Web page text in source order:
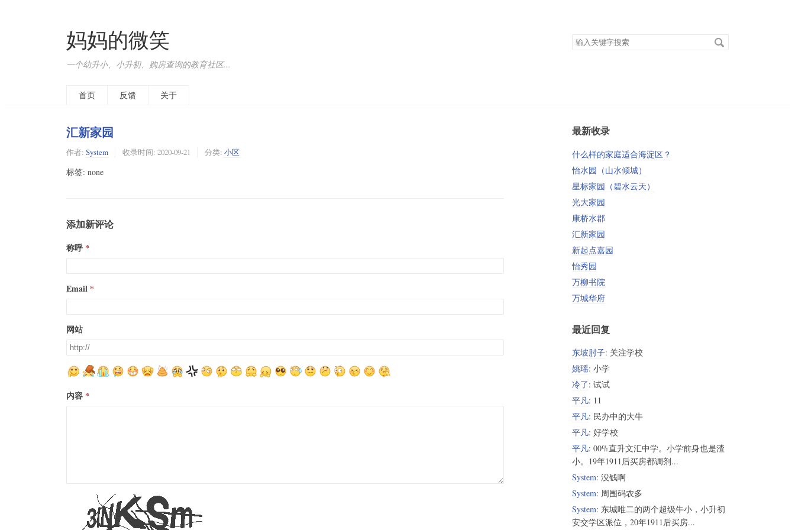
妈妈的微笑
一个幼升小、小升初、购房查询的教育社区...
搜
首页 反馈 关于
汇新家园
作者: System 收录时间: 2020-09-21 分类: 小区
标签: none
添加新评论
称呼
Email
网站
内容
最新收录
什么样的家庭适合海淀区？
怡水园（山水倾城）
星标家园（碧水云天）
光大家园
康桥水郡
汇新家园
新起点嘉园
怡秀园
万柳书院
万城华府
最近回复
东坡肘子: 关注学校
姚瑶: 小学
冷了: 试试
平凡: 11
平凡: 民办中的大牛
平凡: 好学校
平凡: 00%直升文汇中学。小学前身也是渣
小。19年1911后买房都调剂...
System: 没钱啊
System: 周围码农多
System: 东城唯二的两个超级牛小，小升初
安交学区派位，20年1911后买房...